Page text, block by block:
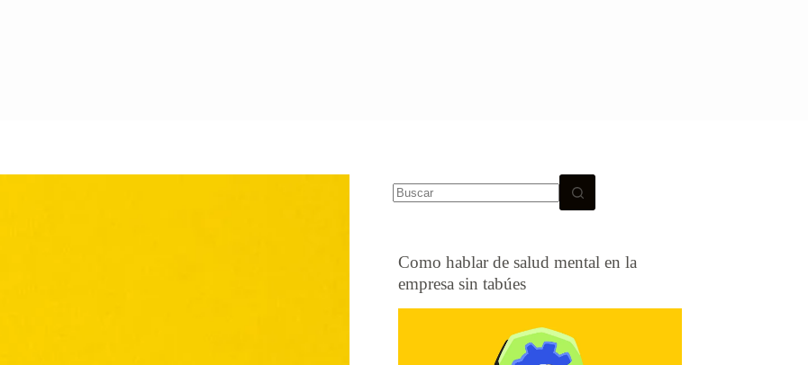
Como hablar de salud mental en la
empresa sin tabúes